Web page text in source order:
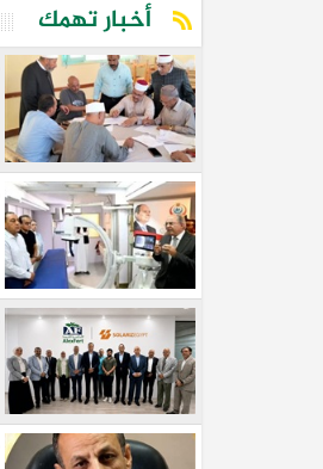
أخبار تهمك